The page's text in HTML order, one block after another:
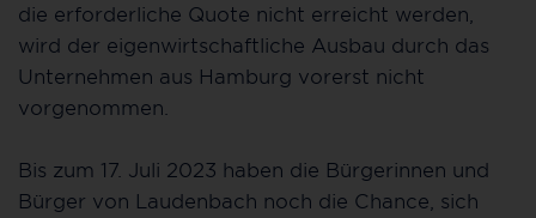
die erforderliche Quote nicht erreicht werden,
wird der eigenwirtschaftliche Ausbau durch das
Unternehmen aus Hamburg vorerst nicht
vorgenommen.
Bis zum 17. Juli 2023 haben die Bürgerinnen und
Bürger von Laudenbach noch die Chance, sich